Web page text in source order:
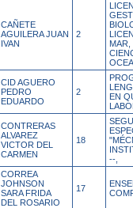
CAÑETE
AGUILERA JUAN
IVAN
2
MAR,
CID AGUERO
PEDRO
EDUARDO
2
EN
CONTRERAS
ALVAREZ
VICTOR DEL
CARMEN
18
--,
CORREA
JOHNSON
SARA FRIDA
DEL ROSARIO
17